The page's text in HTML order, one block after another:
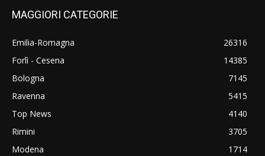
MAGGIORI CATEGORIE
Emilia-Romagna
26316
Forlì - Cesena
14385
Bologna
7145
Ravenna
5415
Top News
4140
Rimini
3705
Modena
1714